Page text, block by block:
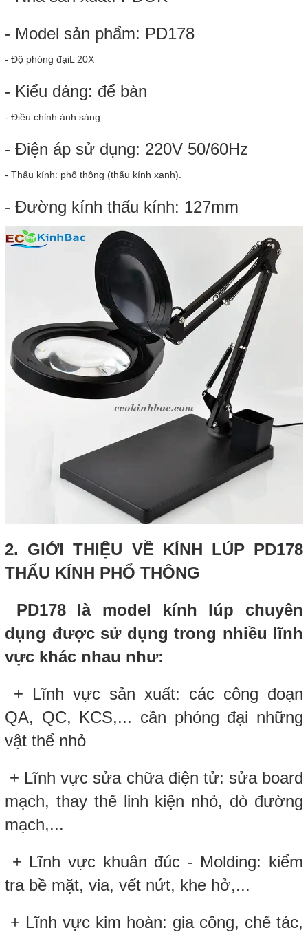
- Model sản phẩm: PD178
- Độ phóng đạiL 20X
- Kiểu dáng: để bàn
- Điều chỉnh ánh sáng
- Điện áp sử dụng: 220V 50/60Hz
- Thấu kính: phổ thông (thấu kính xanh).
- Đường kính thấu kính: 127mm
2. GIỚI THIỆU VỀ KÍNH LÚP PD178
THẤU KÍNH PHỔ THÔNG
PD178 là model kính lúp chuyên
dụng được sử dụng trong nhiều lĩnh
vực khác nhau như:
+ Lĩnh vực sản xuất: các công đoạn
QA, QC, KCS,... cần phóng đại những
vật thể nhỏ
+ Lĩnh vực sửa chữa điện tử: sửa board
mạch, thay thế linh kiện nhỏ, dò đường
mạch,...
+ Lĩnh vực khuân đúc - Molding: kiểm
tra bề mặt, via, vết nứt, khe hở,...
+ Lĩnh vực kim hoàn: gia công, chế tác,